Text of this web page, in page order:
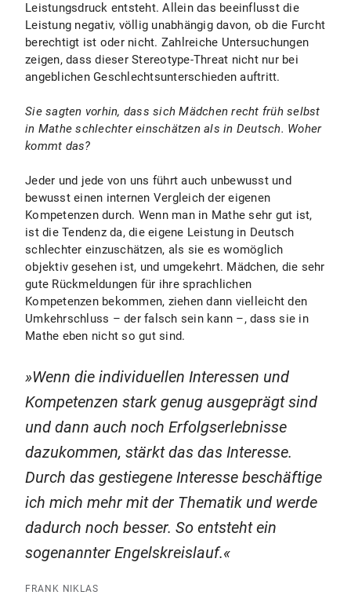
Leistungsdruck entsteht. Allein das beeinflusst die
Leistung negativ, völlig unabhängig davon, ob die Furcht
berechtigt ist oder nicht. Zahlreiche Untersuchungen
zeigen, dass dieser Stereotype-Threat nicht nur bei
angeblichen Geschlechtsunterschieden auftritt.
Sie sagten vorhin, dass sich Mädchen recht früh selbst
in Mathe schlechter einschätzen als in Deutsch. Woher
kommt das?
Jeder und jede von uns führt auch unbewusst und
bewusst einen internen Vergleich der eigenen
Kompetenzen durch. Wenn man in Mathe sehr gut ist,
ist die Tendenz da, die eigene Leistung in Deutsch
schlechter einzuschätzen, als sie es womöglich
objektiv gesehen ist, und umgekehrt. Mädchen, die sehr
gute Rückmeldungen für ihre sprachlichen
Kompetenzen bekommen, ziehen dann vielleicht den
Umkehrschluss – der falsch sein kann –, dass sie in
Mathe eben nicht so gut sind.
Wenn die individuellen Interessen und
Kompetenzen stark genug ausgeprägt sind
und dann auch noch Erfolgserlebnisse
dazukommen, stärkt das das Interesse.
Durch das gestiegene Interesse beschäftige
ich mich mehr mit der Thematik und werde
dadurch noch besser. So entsteht ein
sogenannter Engelskreislauf.
FRANK NIKLAS